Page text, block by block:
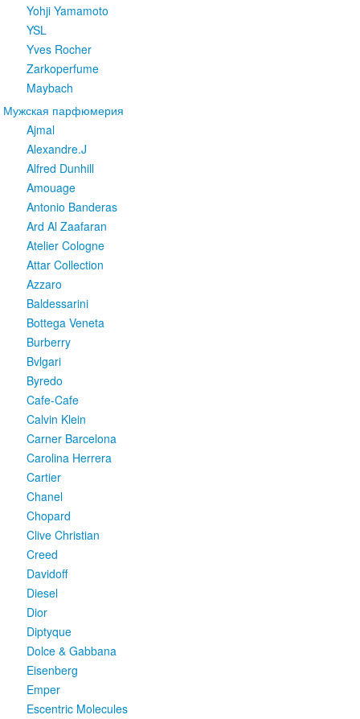
Yohji Yamamoto
YSL
Yves Rocher
Zarkoperfume
Maybach
Мужская парфюмерия
Ajmal
Alexandre.J
Alfred Dunhill
Amouage
Antonio Banderas
Ard Al Zaafaran
Atelier Cologne
Attar Collection
Azzaro
Baldessarini
Bottega Veneta
Burberry
Bvlgari
Byredo
Cafe-Cafe
Calvin Klein
Carner Barcelona
Carolina Herrera
Cartier
Chanel
Chopard
Clive Christian
Creed
Davidoff
Diesel
Dior
Diptyque
Dolce & Gabbana
Eisenberg
Emper
Escentric Molecules